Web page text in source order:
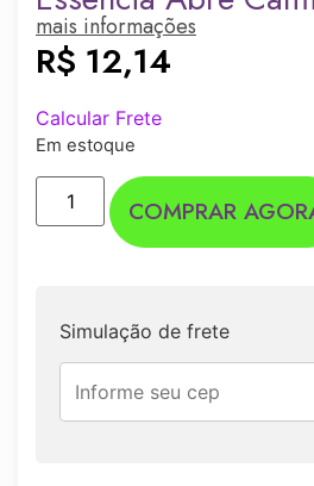
mais informações
R$ 12,14
Calcular Frete
Em estoque
COMPRAR
Simulação de frete